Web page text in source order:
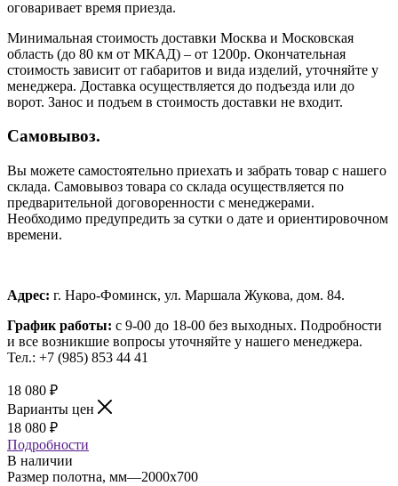
оговаривает время приезда.
Минимальная стоимость доставки Москва и Московская
область (до 80 км от МКАД) – от 1200р. Окончательная
стоимость зависит от габаритов и вида изделий, уточняйте у
менеджера. Доставка осуществляется до подъезда или до
ворот. Занос и подъем в стоимость доставки не входит.
Самовывоз.
Вы можете самостоятельно приехать и забрать товар с нашего
склада. Самовывоз товара со склада осуществляется по
предварительной договоренности с менеджерами.
Необходимо предупредить за сутки о дате и ориентировочном
времени.
Адрес: г. Наро-Фоминск, ул. Маршала Жукова, дом. 84.
График работы: с 9-00 до 18-00 без выходных. Подробности
и все возникшие вопросы уточняйте у нашего менеджера.
Тел.: +7 (985) 853 44 41
18 080 ₽
Варианты цен
18 080 ₽
Подробности
В наличии
Размер полотна, мм—2000x700